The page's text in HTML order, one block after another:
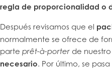
regla de proporcionalidad o
Después revisamos que el
normalmente se ofrece de
parte prêt-à-porter de
necesario. Por último, se